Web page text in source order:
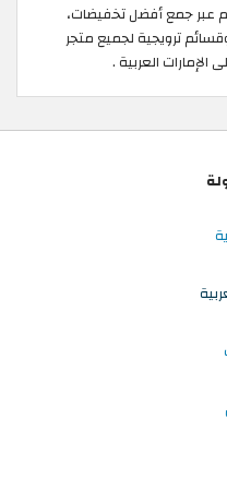
عبر جمع أفضل تخفيضات،
ترويجية لجميع متجر
الإمارات العربية .